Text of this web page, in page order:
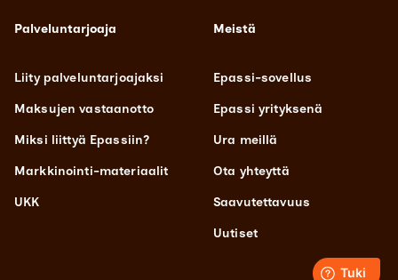
Palveluntarjoaja
Liity palveluntarjoajaksi
Maksujen vastaanotto
Miksi liittyä Epassiin?
Markkinointi-materiaalit
UKK
Meistä
Epassi-sovellus
Epassi yrityksenä
Ura meillä
Ota yhteyttä
Saavutettavuus
Uutiset